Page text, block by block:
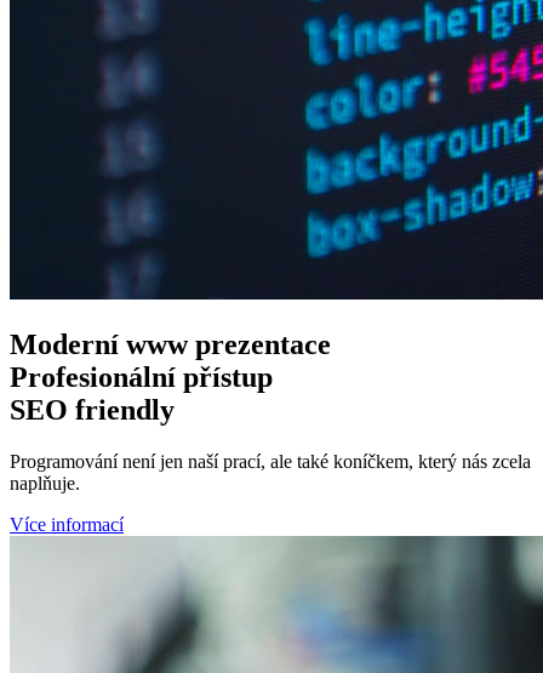
Moderní wwwprezentace
Profesionálnípřístup
SEOfriendly
Programování není jen naší prací, ale také koníčkem, který nás zcela
naplňuje.
Více informací